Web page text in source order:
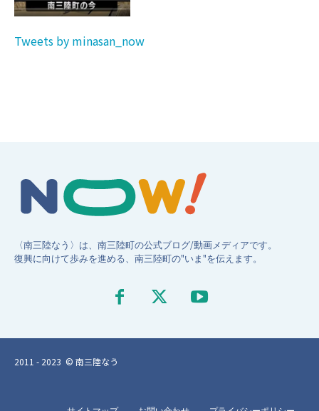
Tweets by minasan_now
〈南三陸なう〉は、南三陸町の公式ブログ/動画メディアです。
復興に向けて歩みを進める、南三陸町の"いま"を伝えます。
2011 - 2023 © 南三陸なう